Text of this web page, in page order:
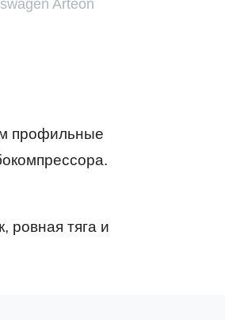
Arteon
профильные
ровная тяга и